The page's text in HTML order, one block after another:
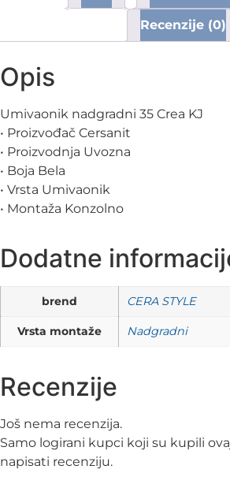
Recenzije (0)
Opis
Umivaonik nadgradni 35 Crea KJ
• Proizvođač Cersanit
• Proizvodnja Uvozna
• Boja Bela
• Vrsta Umivaonik
• Montaža Konzolno
Dodatne
brend CERA STYLE
Vrsta montaže Nadgradni
Recenzije
Još nema recenzija.
Samo logirani kupci koji su kupili
napisati recenziju.